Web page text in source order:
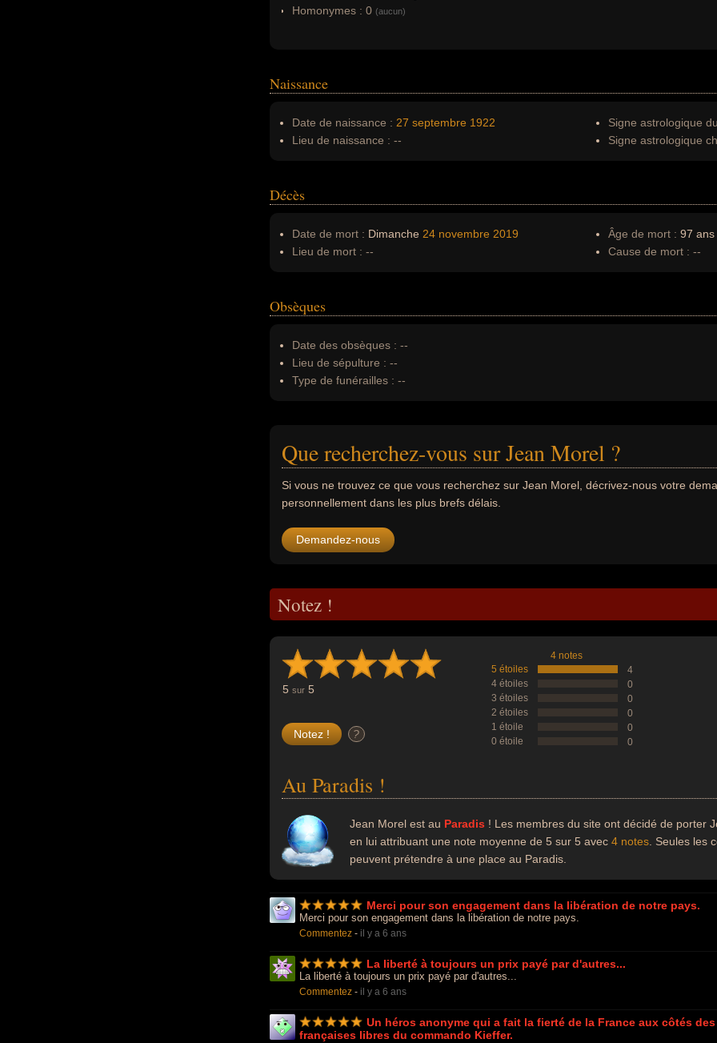
Homonymes : 0 (aucun)
Naissance
Date de naissance : 27 septembre 1922
Lieu de naissance : --
Signe astrologique
Signe astrologique
Décès
Date de mort : Dimanche 24 novembre 2019
Lieu de mort : --
Âge de mort : 97 ans
Cause de mort : --
Obsèques
Date des obsèques : --
Lieu de sépulture : --
Type de funérailles : --
Que recherchez-vous sur Jean Morel ?
Si vous ne trouvez ce que vous recherchez sur Jean Morel, décrivez-nous votre
personnellement dans les plus brefs délais.
Demandez-nous
Notez !
5 sur 5
?
4 notes
5 étoiles
4
4 étoiles
0
3 étoiles
0
2 étoiles
0
1 étoile
0
0 étoile
0
Au Paradis !
Jean Morel est au Paradis ! Les membres du site ont décidé de porter
en lui attribuant une note moyenne de 5 sur 5 avec 4 notes . Seules les
peuvent prétendre à une place au Paradis.
Merci pour son engagement dans la libération de notre pays.
Merci pour son engagement dans la libération de notre pays.
Commentez - il y a 6 ans
La liberté à toujours un prix payé par d'autres...
La liberté à toujours un prix payé par d'autres...
Commentez - il y a 6 ans
Un héros anonyme qui a fait la fierté de la France aux côtés
françaises libres du commando Kieffer.